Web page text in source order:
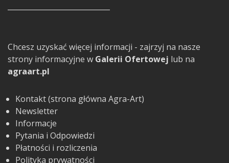
Chcesz uzyskać więcej informacji - zajrzyj na nasze
strony informacyjne w Galerii Ofertowej lub na
agraart.pl
Kontakt (strona główna Agra-Art)
Newsletter
Informacje
Pytania i Odpowiedzi
Płatności i rozliczenia
Polityka prywatności